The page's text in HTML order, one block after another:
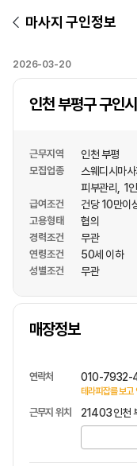
마사지 구인정보
2026-03-20
인천 부평구 구인
근무지역 인천 부평
모집업종 스웨디시마사
피부관리
1
급여조건 건당 10만이
고용형태 협의
경력조건 무관
연령조건 50세 이하
성별조건 무관
매장정보
상호명
연락처 010-7932-
테라피잡를 보고
근무지 위치 21403 인천